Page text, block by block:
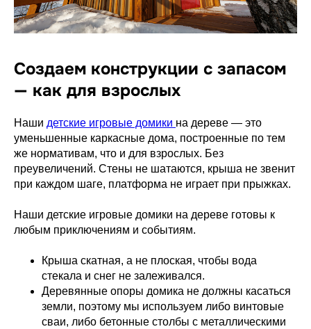
Создаем конструкции с запасом
— как для взрослых
Наши детские игровые домики на дереве — это
уменьшенные каркасные дома, построенные по тем
же нормативам, что и для взрослых. Без
преувеличений. Стены не шатаются, крыша не звенит
при каждом шаге, платформа не играет при прыжках.
Наши детские игровые домики на дереве готовы к
любым приключениям и событиям.
Крыша скатная, а не плоская, чтобы вода
стекала и снег не залеживался.
Деревянные опоры домика не должны касаться
земли, поэтому мы используем либо винтовые
сваи, либо бетонные столбы с металлическими